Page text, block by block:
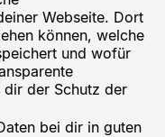
Webseite. Dort
können, welche
und wofür
dir der Schutz der
bei dir in guten